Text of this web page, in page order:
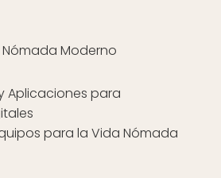
Nómada Moderno
Aplicaciones para
para la Vida Nómada